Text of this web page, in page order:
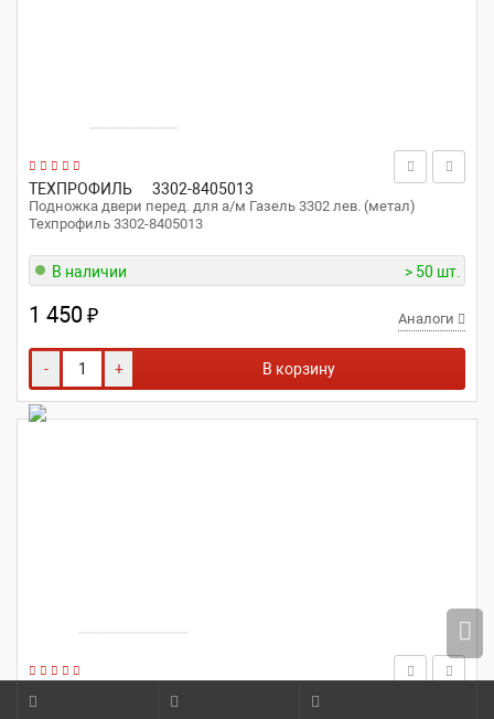
ТЕХПРОФИЛЬ 3302-8405013
Подножка двери перед. для а/м Газель 3302 лев. (метал)
Техпрофиль 3302-8405013
В наличии > 50 шт.
1 450₽ Аналоги
- + В корзину
ТЕХПРОФИЛЬ 3302-8405012
Подножка двери перед. для а/м Газель 3302 прав. (метал)